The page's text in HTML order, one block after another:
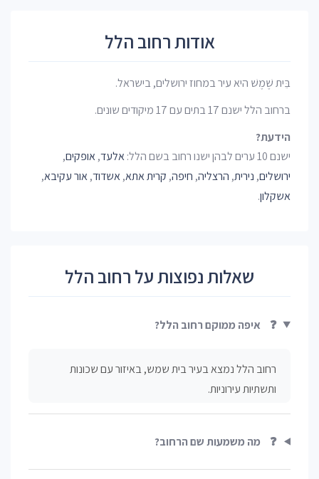
אודות רחוב הלל
בֵּית שֶׁמֶשׁ היא עיר במחוז ירושלים, בישראל.
ברחוב הלל ישנם 17 בתים עם 17 מיקודים שונים.
הידעת?
ישנם 10 ערים לבהן ישנו רחוב בשם הלל:
אלעד,אופקים,
ירושלים, נירית, הרצליה, חיפה, קרית אתא,אשדוד,אור עקיבא,
אשקלון.
שאלות נפוצות על רחוב הלל
❓ איפה ממוקם רחוב הלל?
רחוב הלל נמצא בעיר בית שמש, באיזור עם שכונות
ותשתיות עירוניות.
❓ מה משמעות שם הרחוב?